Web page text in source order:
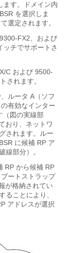
ます。ドメイン内
を選択しま
選定されます。
FX2、および
チでサポートさ
C および 9500-
されます。
ルータ A（ソフ
有効なインター
（図の実線部
おり、ネットワ
されます。ルー
に候補 RP ア
線部分）。
RP から候補 RP
ートストラップ
が格納されてい
ることにより、
アドレスが選択